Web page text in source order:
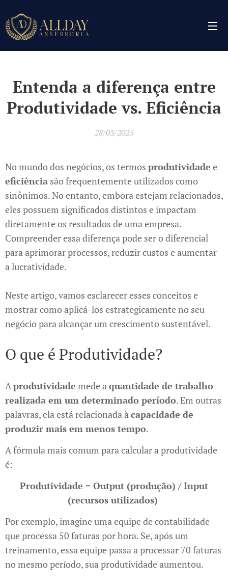
Entenda a diferença entre
Produtividade vs. Eficiência
28/03/2025
No mundo dos negócios, os termos produtividade e
eficiência são frequentemente utilizados como
sinônimos. No entanto, embora estejam relacionados,
eles possuem significados distintos e impactam
diretamente os resultados de uma empresa.
Compreender essa diferença pode ser o diferencial
para aprimorar processos, reduzir custos e aumentar
a lucratividade.
Neste artigo, vamos esclarecer esses conceitos e
mostrar como aplicá-los estrategicamente no seu
negócio para alcançar um crescimento sustentável.
O que é Produtividade?
Aprodutividade mede aquantidade de trabalho
realizada em um determinado período. Em outras
palavras, ela está relacionada àcapacidade de
produzir mais em menos tempo.
A fórmula mais comum para calcular a produtividade
é:
Produtividade = Output (produção)​ / Input
(recursos utilizados)
Por exemplo, imagine uma equipe de contabilidade
que processa 50 faturas por hora. Se, após um
treinamento, essa equipe passa a processar 70 faturas
no mesmo período, sua produtividade aumentou.